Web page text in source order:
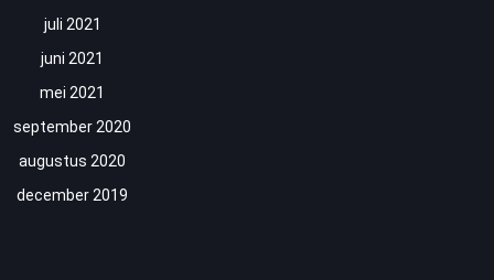
juli 2021
juni 2021
mei 2021
september 2020
augustus 2020
december 2019